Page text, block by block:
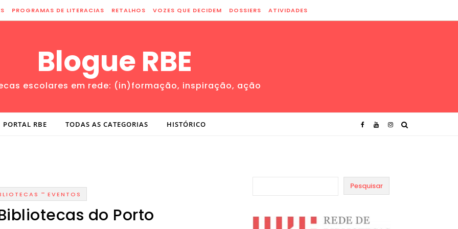
PROGRAMAS DE LITERACIAS RETALHOS VOZES QUE DECIDEM DOSSIERS ATIVIDADES
Blogue RBE
escolares em rede: (in)formação, inspiração, ação
PORTAL RBE TODAS AS CATEGORIAS HISTÓRICO
- EVENTOS
do Porto
Pesquisar